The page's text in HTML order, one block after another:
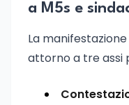
a M5s e
La
attorno a tre assi